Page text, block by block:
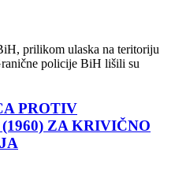
prilikom ulaska na teritoriju
policije BiH lišili su
PROTIV
ZA KRIVIČNO